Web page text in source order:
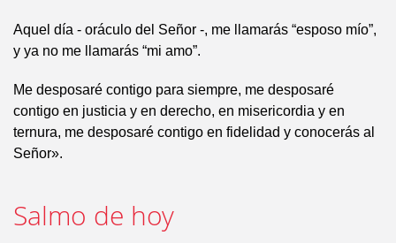
Aquel día - oráculo del Señor -, me llamarás “esposo mío”,
y ya no me llamarás “mi amo”.
Me desposaré contigo para siempre, me desposaré
contigo en justicia y en derecho, en misericordia y en
ternura, me desposaré contigo en fidelidad y conocerás al
Señor».
Salmo de hoy